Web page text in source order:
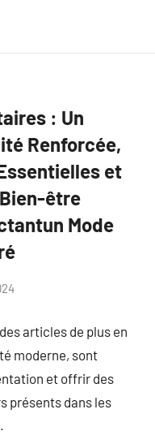
: Un
Renforcée,
et
être
Mode
articles de plus en
moderne, sont
et offrir des
présents dans les